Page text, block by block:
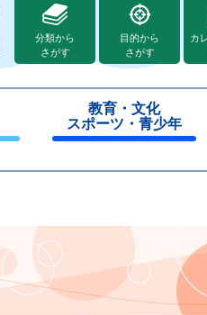
分類から
さがす
目的から
さがす
カ
教育・文化
スポーツ・青少年
じ